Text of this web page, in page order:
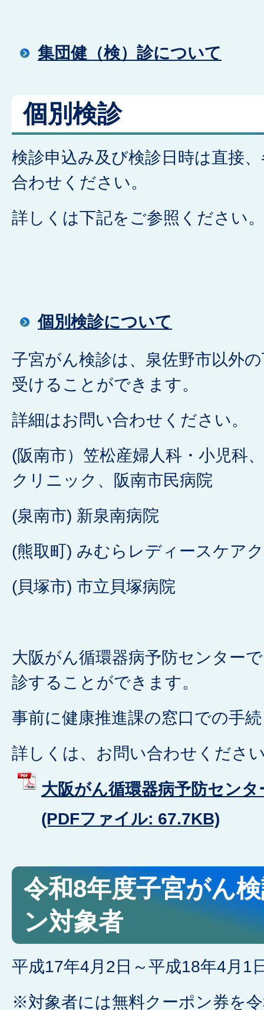
集団健（検）診について
個別検診
検診申込み及び検診日時は直接
合わせください。
詳しくは下記をご参照ください。
個別検診について
子宮がん検診は、泉佐野市以外
受けることができます。
詳細はお問い合わせください。
(阪南市）笠松産婦人科・小児科
クリニック、阪南市民病院
(泉南市) 新泉南病院
(熊取町) みむらレディースケア
(貝塚市) 市立貝塚病院
大阪がん循環器病予防センター
診することができます。
事前に健康推進課の窓口での手
詳しくは、お問い合わせくださ
大阪がん循環器病予防セン
(PDFファイル: 67.7KB)
令和8年度子宮がん
ン対象者
平成17年4月2日～平成18年4月1
※対象者には無料クーポン券を